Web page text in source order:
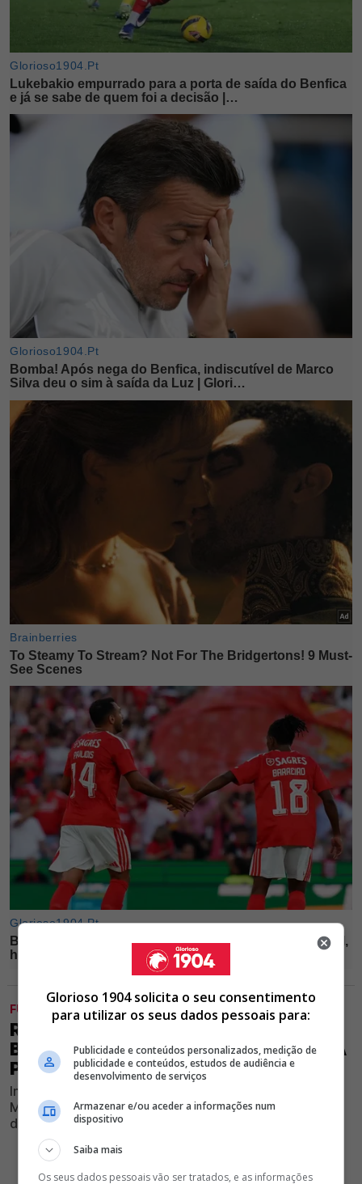
FUTEBOL
RÍOS QUEBRA O SILÊNCIO! MÉDIO DO
BENFICA DEIXA MENSAGEM EM PLENA
POLÉMICA COM JAMES RODRÍGUEZ
Internacional colombiano vive dias agitados após o
Mundial, mas uma publicação nas redes sociais está a
dar muito que falar
Glorioso 1904 solicita o seu consentimento
para utilizar os seus dados pessoais para:
Publicidade e conteúdos personalizados, medição de
publicidade e conteúdos, estudos de audiência e
desenvolvimento de serviços
Armazenar e/ou aceder a informações num
dispositivo
Saiba mais
Os seus dados pessoais vão ser tratados, e as informações